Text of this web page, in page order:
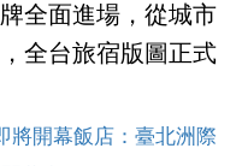
全面進場，從城市
全台旅宿版圖正式
將開幕飯店：臺北洲際